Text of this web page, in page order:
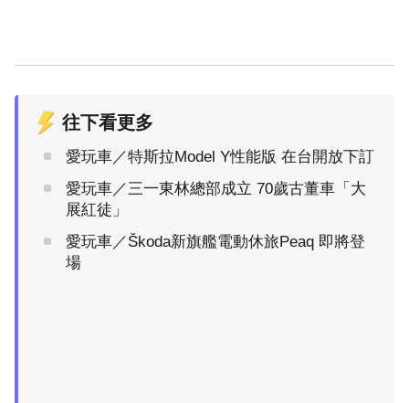
往下看更多
愛玩車／特斯拉Model Y性能版 在台開放下訂
愛玩車／三一東林總部成立 70歲古董車「大
展紅徒」
愛玩車／Škoda新旗艦電動休旅Peaq 即將登
場